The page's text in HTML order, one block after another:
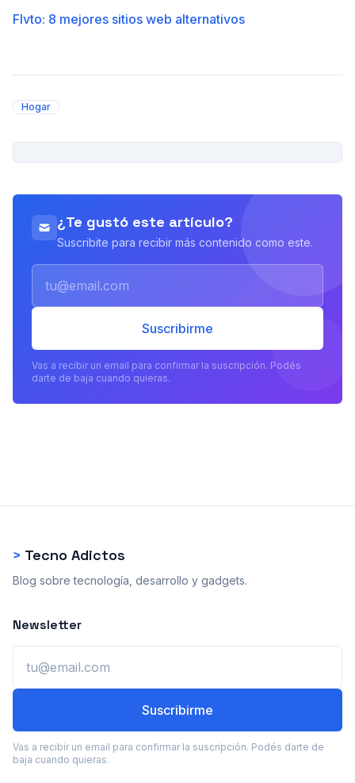
Flvto: 8 mejores sitios web alternativos
Hogar
¿Te gustó este artículo?
Suscribite para recibir más contenido como este.
Suscribirme
Vas a recibir un email para confirmar la suscripción. Podés
darte de baja cuando quieras.
> Tecno Adictos
Blog sobre tecnología, desarrollo y gadgets.
Newsletter
Suscribirme
Vas a recibir un email para confirmar la suscripción. Podés darte de
baja cuando quieras.